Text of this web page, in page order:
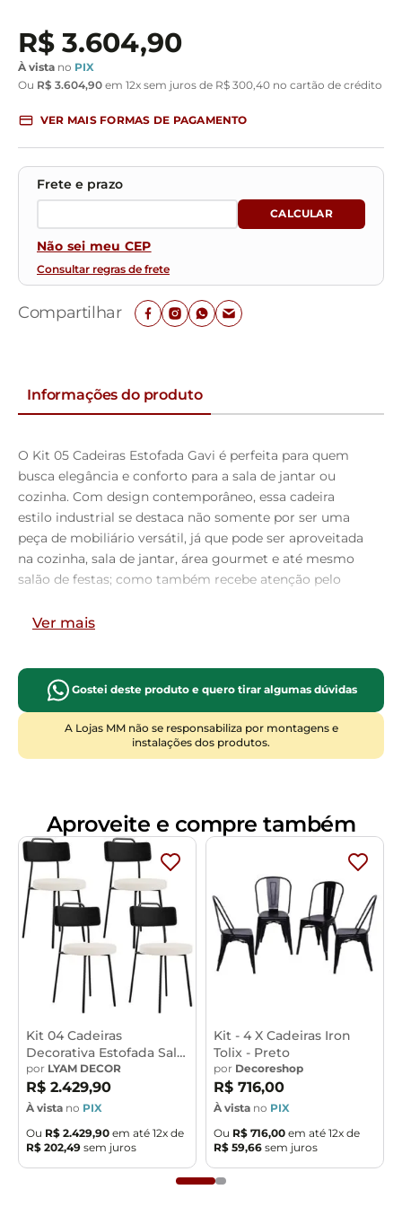
R$ 3.604,90
À vista no PIX
Ou R$ 3.604,90 em 12x sem juros de R$ 300 40 no cartão de crédito
VER MAIS FORMAS DE PAGAMENTO
Não sei meu CEP
Consultar regras de frete
Compartilhar
Informações do produto
O Kit 05 Cadeiras Estofada Gavi é perfeita para quem
busca elegância e conforto para a sala de jantar ou
cozinha. Com design contemporâneo, essa cadeira
estilo industrial se destaca não somente por ser uma
peça de mobiliário versátil, já que pode ser aproveitada
na cozinha, sala de jantar, área gourmet e até mesmo
salão de festas; como também recebe atenção pelo
revestidos com espuma laminada D-26, de modo que
resistência e durabilidade, garantindo que você
desfrute dessa cadeira por muito tempo. Em outras
palavras, a Cadeira para Sala de Jantar Cozinha
Estofada Gavi é a escolha perfeita para quem valoriza o
Dimensões do produto (L x A x P)
44 x 80 x 53 cm
Medidas Internas:
Altura do chão ao assento: 46 cm
Diâmetro do acento:42 cm
Altura do Encosto: 41 cm
Largura do Encosto: 45cm.
Características:
Estrutura fixa em Aço Carbono com pintura epóxi na
cor Preta.
Revestimento de alta qualidade em Suede na cor Verde
Musgo.
Assento e encosto com espuma laminada D-26.
Suporta até 120 kg.
Produto entregue montado.
Ver mais
Gostei deste produto e quero tirar algumas dúvidas
A Lojas MM não se responsabiliza por montagens e
instalações dos produtos.
Aproveite e compre também
Kit 04 Cadeiras
Decorativa Estofada Sala
De Jantar Barcelona L02
Couríssimo Preto Linho
Cru - Lyam
por LYAM DECOR
R$ 2.429,90
À vista no PIX
Ou R$ 2.429,90 em até 12x de
R$ 202,49 sem juros
Kit - 4 X Cadeiras Iron
Tolix - Preto
por Decoreshop
R$ 716,00
À vista no PIX
Ou R$ 716,00 em até 12x de
R$ 59,66 sem juros